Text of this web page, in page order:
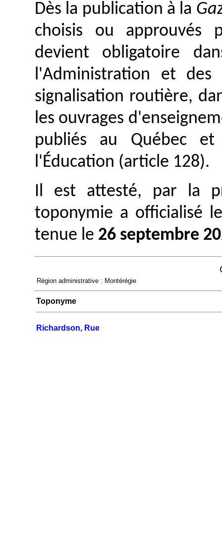
Dès la publication à la
choisis ou approuvés
devient obligatoire
l'Administration et des
signalisation routière,
les ouvrages
publiés au Québec
l'Éducation (article 128).
Il est attesté, par la
toponymie a officialisé
tenue le 26 septembre
Région administrative : Montérégie
Toponyme
Richardson, Rue